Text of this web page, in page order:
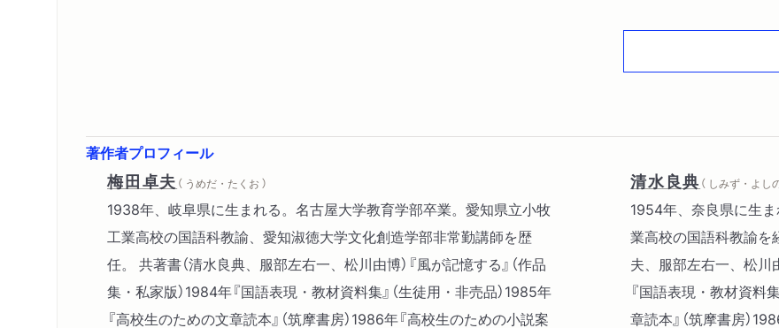
［2］ 境界に立つ
9 貧困の現代化――I・
〔手帖2〕 違いにこだわる
［3］ 拒絶の勇気
10 サラリーマン訓
11 ゴルディウスの結
著作者プロフィール
梅田卓夫 （ うめだ・たくお ）
1938年、岐阜県に生まれる。名古屋大学教育学部卒業。愛知県立小牧
工業高校の国語科教諭、愛知淑徳大学文化創造学部非常勤講師を歴
任。 共著書（清水良典、服部左右一、松川由博）『風が記憶する』（作品
集・私家版）1984年『国語表現・教材資料集』（生徒用・非売品）1985年
『高校生のための文章読本』（筑摩書房）1986年『高校生のための小説案
清水良典 （ しみず・よし
1954年、奈良県に生
業高校の国語科教諭を
夫、服部左右一、松川
『国語表現・教材資料
章読本』（筑摩書房）